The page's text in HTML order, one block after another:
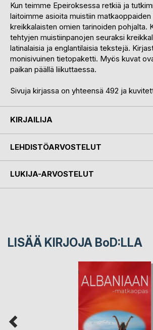
Kun teimme Epeiroksessa retkiä ja
laitoimme asioita muistiin
kreikkalaisten omien tarinoiden pohjalta.
tehtyjen muistiinpanojen seuraksi
latinalaisia ja englantilaisia tekstejä.
monisivuinen tietopaketti. Myös kuvat
paikan päällä liikuttaessa.
Sivuja kirjassa on yhteensä 492 ja
KIRJAILIJA
LEHDISTÖARVOSTELUT
LUKIJA-ARVOSTELUT
LISÄÄ KIRJOJA BoD:LLA